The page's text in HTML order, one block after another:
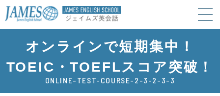
オンラインで短期集中！
TOEIC・TOEFLスコア突破！
ONLINE-TEST-COURSE-2-3-2-3-3